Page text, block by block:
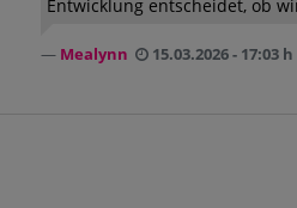
Entwicklung entscheidet, ob
Mealynn 15.03.2026 - 17:03 h